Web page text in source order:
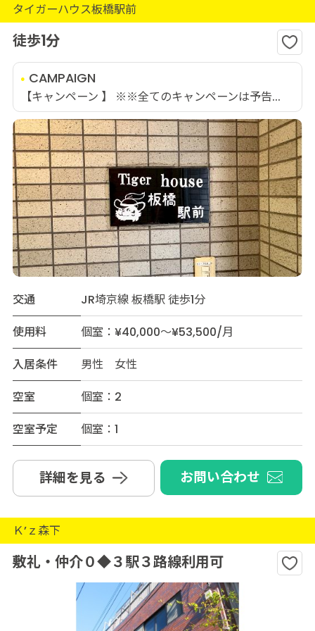
タイガーハウス板橋駅前
徒歩1分
CAMPAIGN
【キャンペーン 】 ※※全てのキャンペーンは予告...
交通
JR埼京線 板橋駅 徒歩1分
使用料
個室：¥40,000～¥53,500/月
入居条件
男性 女性
空室
個室：2
空室予定
個室：1
詳細を見る お問い合わせ
Ｋ’ｚ森下
敷礼・仲介０◆３駅３路線利用可